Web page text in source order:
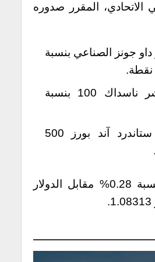
الاتحادي، المقرر صدوره
جونز الصناعي بنسبة
وانخفض مؤشر ناسداك 100 بنسبة
خسر مؤشر ستاندرد آند بورز 500
وارتفع اليورو بنسبة 0.28% مقابل الدولار